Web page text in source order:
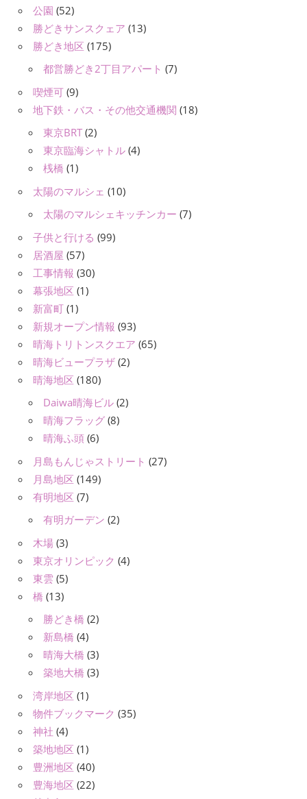
公園 (52)
勝どきサンスクェア (13)
勝どき地区 (175)
都営勝どき2丁目アパート (7)
喫煙可 (9)
地下鉄・バス・その他交通機関 (18)
東京BRT (2)
東京臨海シャトル (4)
桟橋 (1)
太陽のマルシェ (10)
太陽のマルシェキッチンカー (7)
子供と行ける (99)
居酒屋 (57)
工事情報 (30)
幕張地区 (1)
新富町 (1)
新規オープン情報 (93)
晴海トリトンスクエア (65)
晴海ビュープラザ (2)
晴海地区 (180)
Daiwa晴海ビル (2)
晴海フラッグ (8)
晴海ふ頭 (6)
月島もんじゃストリート (27)
月島地区 (149)
有明地区 (7)
有明ガーデン (2)
木場 (3)
東京オリンピック (4)
東雲 (5)
橋 (13)
勝どき橋 (2)
新島橋 (4)
晴海大橋 (3)
築地大橋 (3)
湾岸地区 (1)
物件ブックマーク (35)
神社 (4)
築地地区 (1)
豊洲地区 (40)
豊海地区 (22)